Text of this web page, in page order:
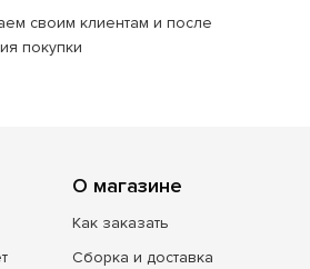
своим клиентам и после
покупки
О магазине
Как заказать
Сборка и доставка